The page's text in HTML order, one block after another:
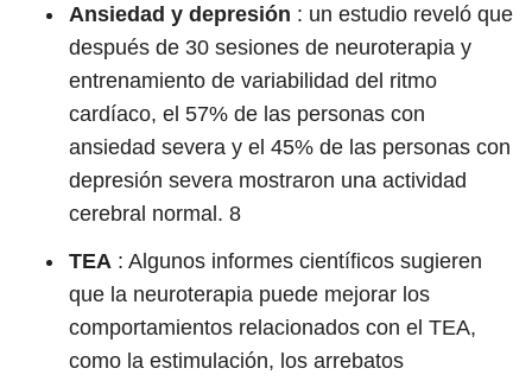
Ansiedad y depresión : un estudio reveló que
después de 30 sesiones de neuroterapia y
entrenamiento de variabilidad del ritmo
cardíaco, el 57% de las personas con
ansiedad severa y el 45% de las personas con
depresión severa mostraron una actividad
cerebral normal. 8
TEA : Algunos informes científicos sugieren
que la neuroterapia puede mejorar los
comportamientos relacionados con el TEA,
como la estimulación, los arrebatos